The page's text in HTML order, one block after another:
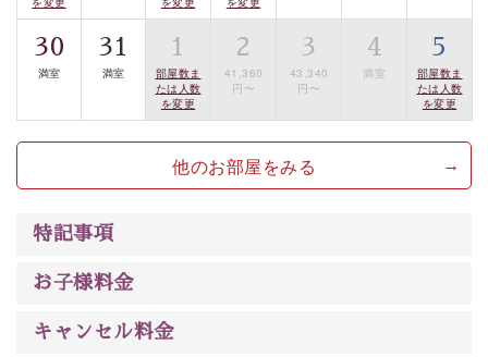
で心癒されます。 清らかな源泉、自然の恵みあるお食
事、諏訪湖に包まれるお部屋、 大人のたしなみを感じて
いただける、美しく癒される宿で贅沢に幸せのときを安
心してお過ごしください。
30
満室
31
満室
1
部屋数ま
たは人数
を変更
2
41,360
円〜
3
43,340
円〜
4
満室
5
部屋数ま
たは人数
を変更
他のお部屋をみる
特記事項
お子様料金
キャンセル料金